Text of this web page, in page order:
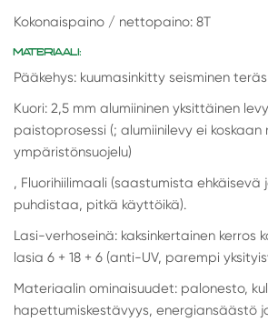
Kokonaispaino / nettopaino: 8T
MATERIAALI:
Pääkehys: kuumasinkitty seisminen
Kuori: 2,5 mm alumiininen yksittäinen
paistoprosessi (; alumiinilevy ei koskaan
ympäristönsuojelu)
, Fluorihiilimaali (saastumista ehkäisevä
puhdistaa, pitkä käyttöikä).
Lasi-verhoseinä: kaksinkertainen kerros
lasia 6 + 18 + 6 (anti-UV, parempi
Materiaalin ominaisuudet: palonesto,
hapettumiskestävyys, energiansäästö